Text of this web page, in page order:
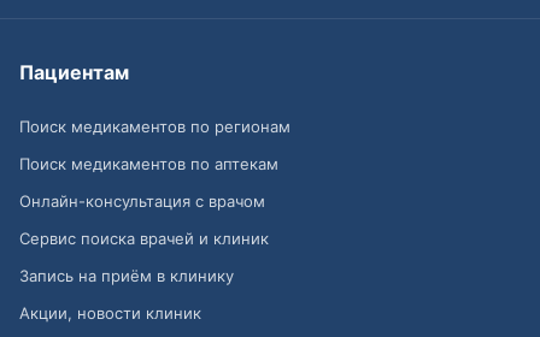
Пациентам
Поиск медикаментов по регионам
Поиск медикаментов по аптекам
Онлайн-консультация с врачом
Сервис поиска врачей и клиник
Запись на приём в клинику
Акции, новости клиник